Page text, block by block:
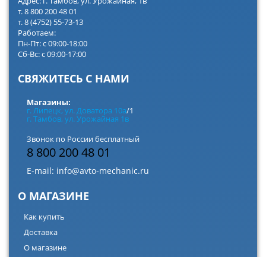
т. 8 800 200 48 01
т. 8 (4752) 55-73-13
Работаем:
Пн-Пт: с 09:00-18:00
Сб-Вс: с 09:00-17:00
СВЯЖИТЕСЬ С НАМИ
Магазины:
г. Липецк, ул. Доватора 10а/1
г. Тамбов, ул. Урожайная 1в
Звонок по России бесплатный
8 800 200 48 01
E-mail: info@avto-mechanic.ru
О МАГАЗИНЕ
Как купить
Доставка
О магазине